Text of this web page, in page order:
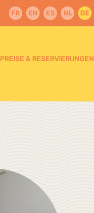
FR EN ES NL DE
PREISE & RESERVIERUNGEN